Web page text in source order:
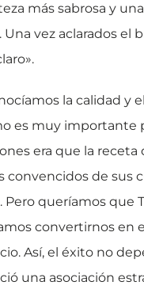
más sabrosa y
vez aclarados
la calidad
es muy importante
era que la
convencidos de sus
Pero queríamos que
convertirnos en
Así, el éxito no
una asociación